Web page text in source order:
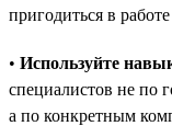
пригодиться в работе
• Используйте
специалистов не по
а по конкретным